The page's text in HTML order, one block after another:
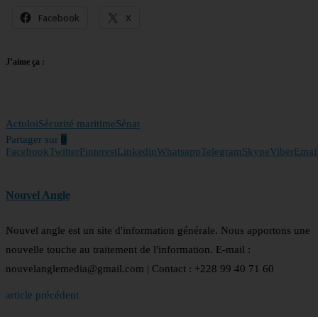
Facebook X
J’aime ça :
ActuloiSécurité maritimeSénat
Partager sur 0
FacebookTwitterPinterestLinkedinWhatsappTelegramSkypeViber
Nouvel Angle
Nouvel angle est un site d'information générale. Nous apportons une
nouvelle touche au traitement de l'information. E-mail :
nouvelanglemedia@gmail.com | Contact : +228 99 40 71 60
article précédent